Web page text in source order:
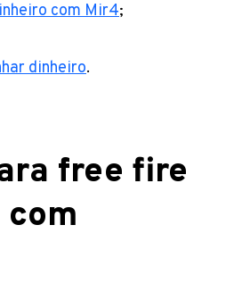
com Mir4;
dinheiro.
free fire